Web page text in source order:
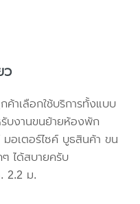
ว
ค้าเลือกใช้บริการทั้งแบบ
บงานขนย้ายห้องพัก
อเตอร์ไซค์ บูธสินค้า ขน
ได้สบายครับ
2.2 ม.